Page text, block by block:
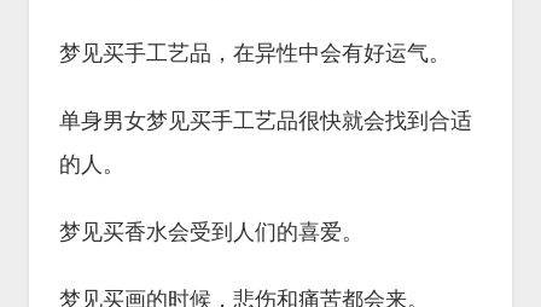
梦见买手工艺品，在异性中会有好运气。
单身男女梦见买手工艺品很快就会找到合适
的人。
梦见买香水会受到人们的喜爱。
梦见买画的时候，悲伤和痛苦都会来。